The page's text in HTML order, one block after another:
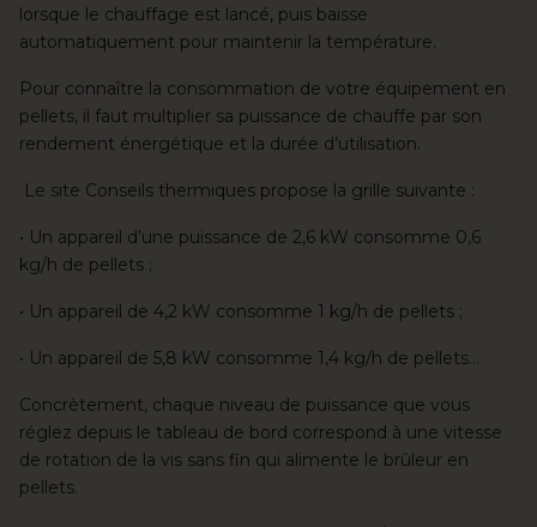
lorsque le chauffage est lancé, puis baisse
automatiquement pour maintenir la température.
Pour connaître la consommation de votre équipement en
pellets, il faut multiplier sa puissance de chauffe par son
rendement énergétique et la durée d’utilisation.
Le site Conseils thermiques propose la grille suivante :
• Un appareil d’une puissance de 2,6 kW consomme 0,6
kg/h de pellets ;
• Un appareil de 4,2 kW consomme 1 kg/h de pellets ;
• Un appareil de 5,8 kW consomme 1,4 kg/h de pellets…
Concrètement, chaque niveau de puissance que vous
réglez depuis le tableau de bord correspond à une vitesse
de rotation de la vis sans fin qui alimente le brûleur en
pellets.